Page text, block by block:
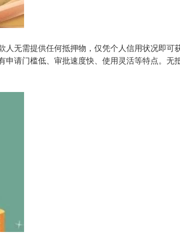
无需提供任何抵押物，仅凭个人信用状况即可
请门槛低、审批速度快、使用灵活等特点。无